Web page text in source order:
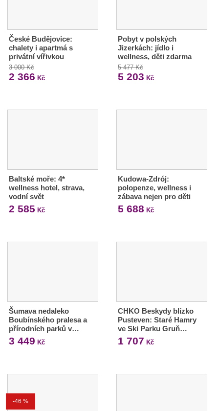
České Budějovice:
chalety i apartmá s
privátní vířivkou
3 000 Kč
2 366 Kč
Pobyt v polských
Jizerkách: jídlo i
wellness, děti zdarma
5 477 Kč
5 203 Kč
Baltské moře: 4*
wellness hotel, strava,
vodní svět
2 585 Kč
Kudowa-Zdrój:
polopenze, wellness i
zábava nejen pro děti
5 688 Kč
Šumava nedaleko
Boubínského pralesa a
přírodních parků v…
3 449 Kč
CHKO Beskydy blízko
Pusteven: Staré Hamry
ve Ski Parku Gruň…
1 707 Kč
-46 %